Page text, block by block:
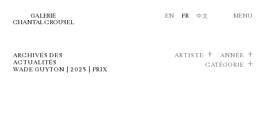
GALERIE
CHANTAL CROUSEL
EN FR 中文 MENU
ARCHIVES DES
ACTUALITÉS
WADE GUYTON | 2025 | PRIX
ARTISTE
ANNÉE
CATÉGORIE